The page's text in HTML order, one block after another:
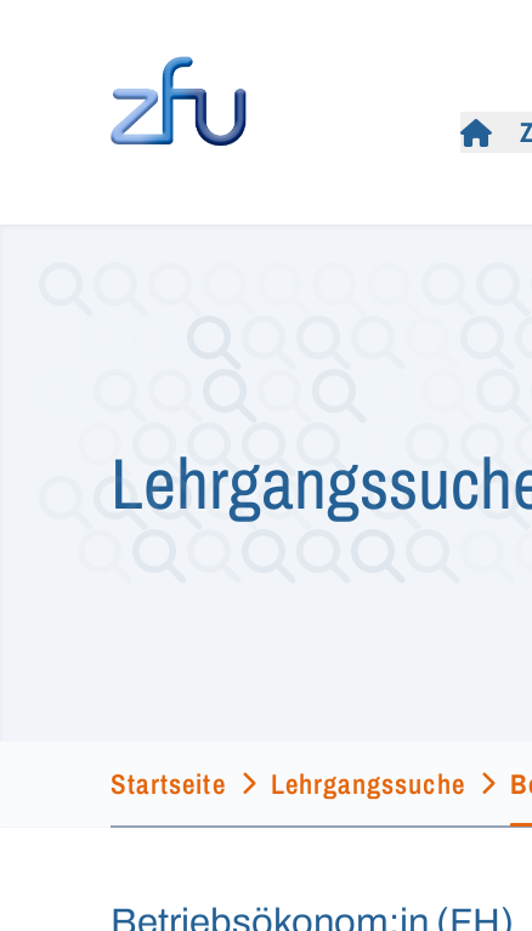
Startseite Lehrgangssuche
Betriebsökonom:in (FH)